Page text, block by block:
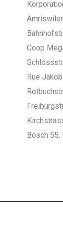
Coop
Rue
Bösch 55,